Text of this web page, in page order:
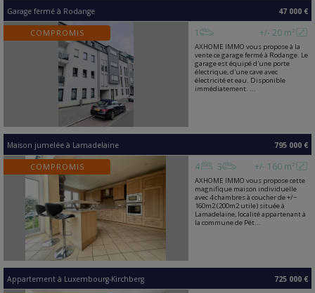
Garage fermé à Rodange 47 000 €
COMPROMIS +/- 20 m²
1
AXHOME IMMO vous propose à la
vente ce garage fermé à Rodange. Le
garage est équipé d'une porte
électrique, d'une cave avec
électricité et eau. Disponible
immédiatement. ...
Maison jumelée à Lamadelaine 795 000 €
COMPROMIS +/- 160 m²
4 3
AXHOME IMMO vous propose cette
magnifique maison individuelle
avec 4 chambres à coucher de +/−
160m2 (200m2 utile) située à
Lamadelaine, localité appartenant à
la commune de Pét...
Appartement à Luxembourg-Kirchberg 725 000 €